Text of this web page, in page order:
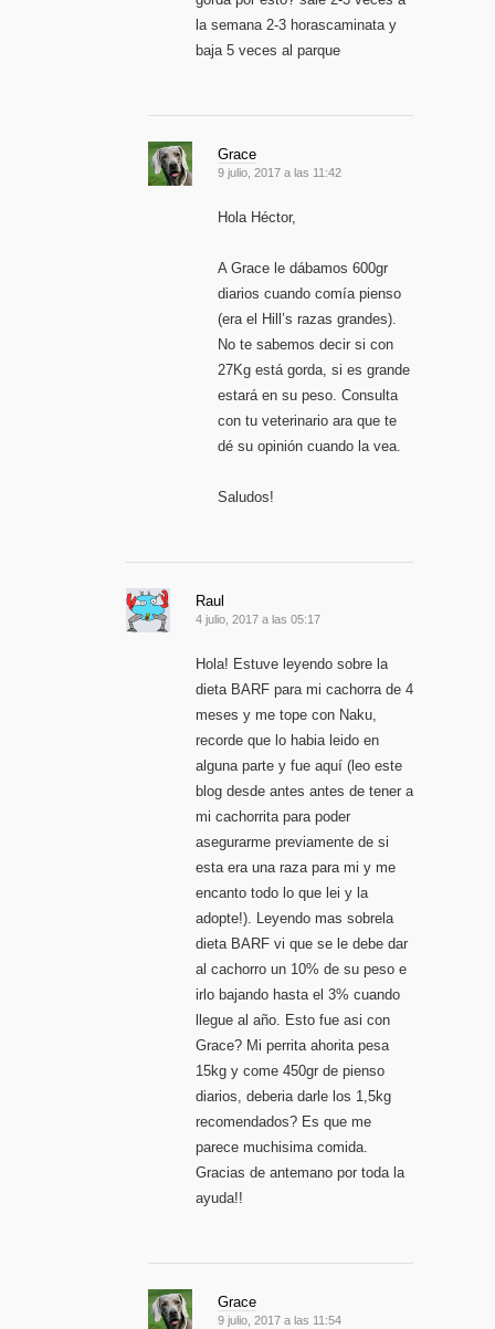
la semana 2-3 horascaminata y
baja 5 veces al parque
Grace
9 julio, 2017 a las 11:42
Hola Héctor,
A Grace le dábamos 600gr
diarios cuando comía pienso
(era el Hill’s razas grandes).
No te sabemos decir si con
27Kg está gorda, si es grande
estará en su peso. Consulta
con tu veterinario ara que te
dé su opinión cuando la vea.
Saludos!
Raul
4 julio, 2017 a las 05:17
Hola! Estuve leyendo sobre la
dieta BARF para mi cachorra de 4
meses y me tope con Naku,
recorde que lo habia leido en
alguna parte y fue aquí (leo este
blog desde antes antes de tener a
mi cachorrita para poder
asegurarme previamente de si
esta era una raza para mi y me
encanto todo lo que lei y la
adopte!). Leyendo mas sobrela
dieta BARF vi que se le debe dar
al cachorro un 10% de su peso e
irlo bajando hasta el 3% cuando
llegue al año. Esto fue asi con
Grace? Mi perrita ahorita pesa
15kg y come 450gr de pienso
diarios, deberia darle los 1,5kg
recomendados? Es que me
parece muchisima comida.
Gracias de antemano por toda la
ayuda!!
Grace
9 julio, 2017 a las 11:54